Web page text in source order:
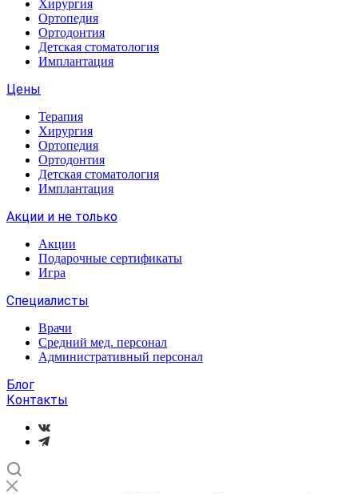
Хирургия
Ортопедия
Ортодонтия
Детская стоматология
Имплантация
Цены
Терапия
Хирургия
Ортопедия
Ортодонтия
Детская стоматология
Имплантация
Акции и не только
Акции
Подарочные сертификаты
Игра
Специалисты
Врачи
Средний мед. персонал
Административный персонал
Блог
Контакты